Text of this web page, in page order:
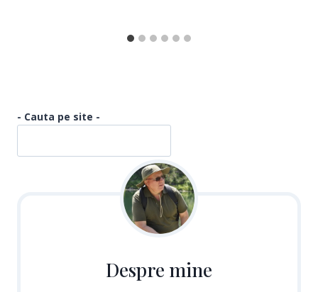
- Cauta pe site -
Despre mine